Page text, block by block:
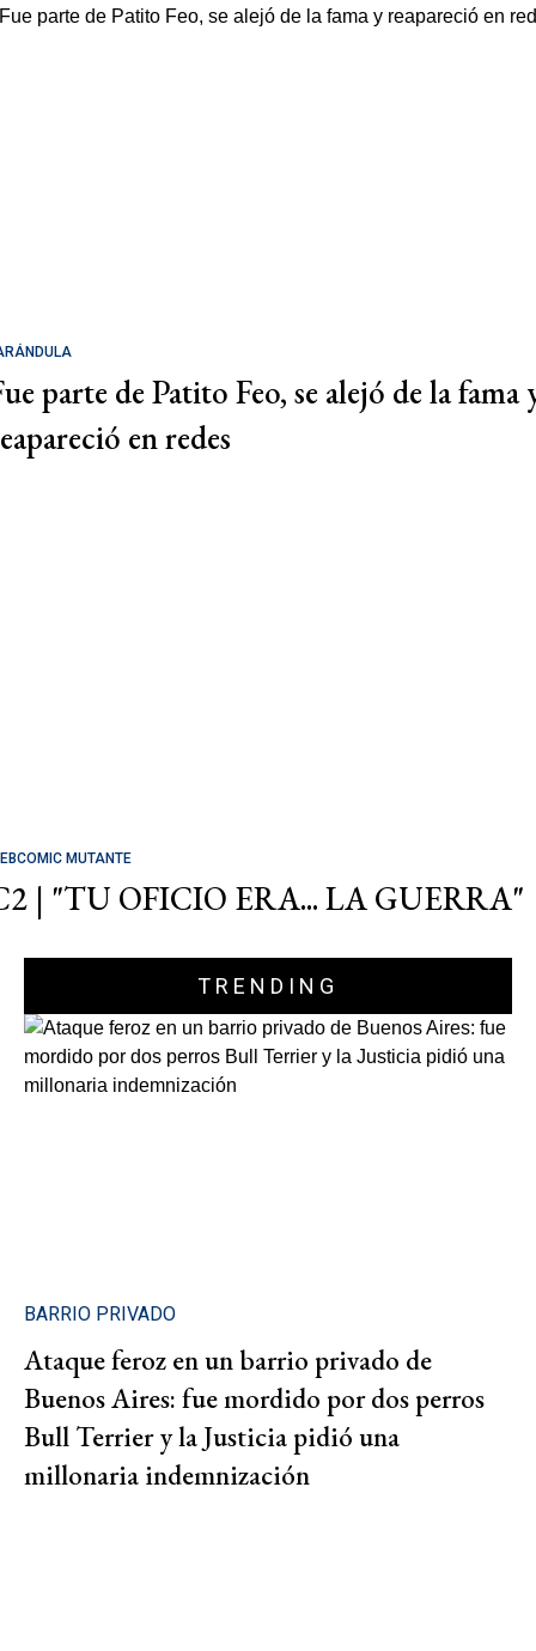
parte de Patito Feo, se alejó de la fama
en redes
MUTANTE
| "TU OFICIO ERA... LA GUERRA"
TRENDING
BARRIO PRIVADO
Ataque feroz en un barrio privado de
Buenos Aires: fue mordido por dos perros
Bull Terrier y la Justicia pidió una
millonaria indemnización